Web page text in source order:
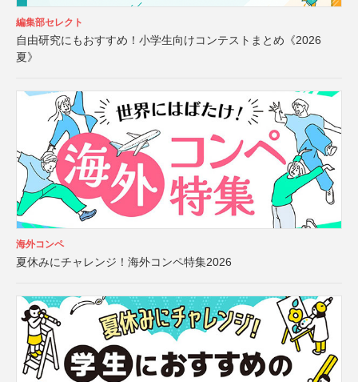
編集部セレクト
自由研究にもおすすめ！小学生向けコンテストまとめ《2026
夏》
海外コンペ
夏休みにチャレンジ！海外コンペ特集2026